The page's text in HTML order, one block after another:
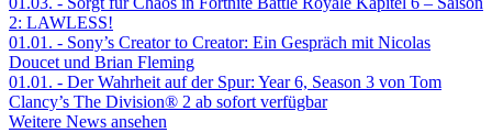
2: LAWLESS!
01.01. - Sony’s Creator to Creator: Ein Gespräch mit Nicolas
Doucet und Brian Fleming
01.01. - Der Wahrheit auf der Spur: Year 6, Season 3 von Tom
Clancy’s The Division® 2 ab sofort verfügbar
Weitere News ansehen